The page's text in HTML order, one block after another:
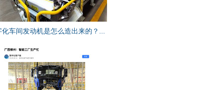
化车间发动机是怎么造出来的？...